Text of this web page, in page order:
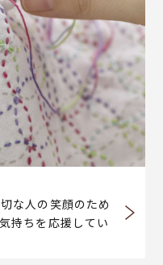
な人の笑顔のため
持ちを応援してい